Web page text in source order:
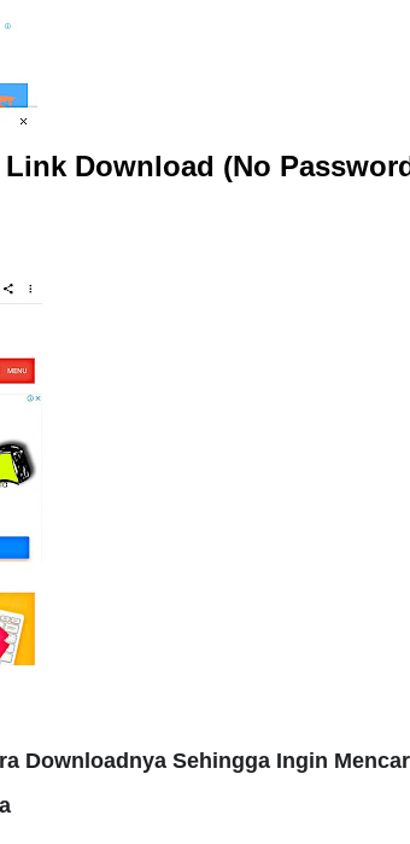
Download (No
Downloadnya Sehingga Ingin